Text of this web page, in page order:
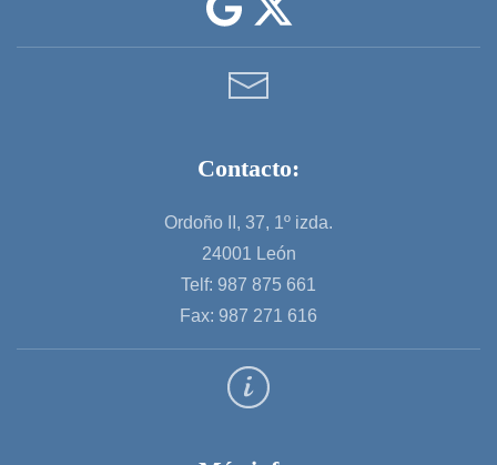
Contacto:
Ordoño II, 37, 1º izda.
24001 León
Telf: 987 875 661
Fax: 987 271 616